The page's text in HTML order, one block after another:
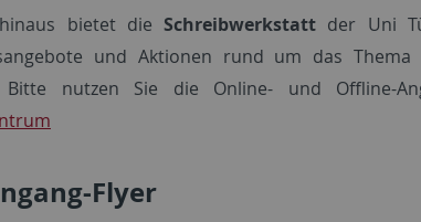
bietet die Schreibwerkstatt der Uni
und Aktionen rund um das Thema
Bitte nutzen Sie die Online- und Offline-
Flyer